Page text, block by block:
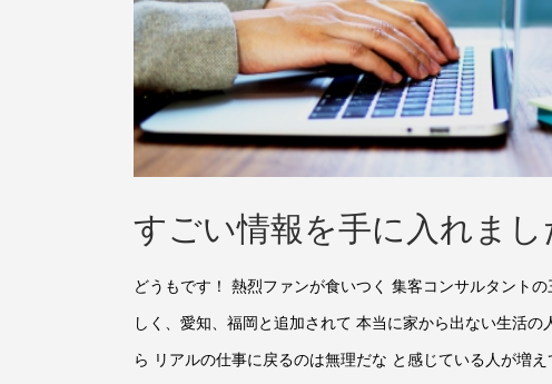
すごい情報を手に入れまし
どうもです！ 熱烈ファンが食いつく 集客コンサルタント
しく、愛知、福岡と追加されて 本当に家から出ない生活
ら リアルの仕事に戻るのは無理だな と感じている人が増